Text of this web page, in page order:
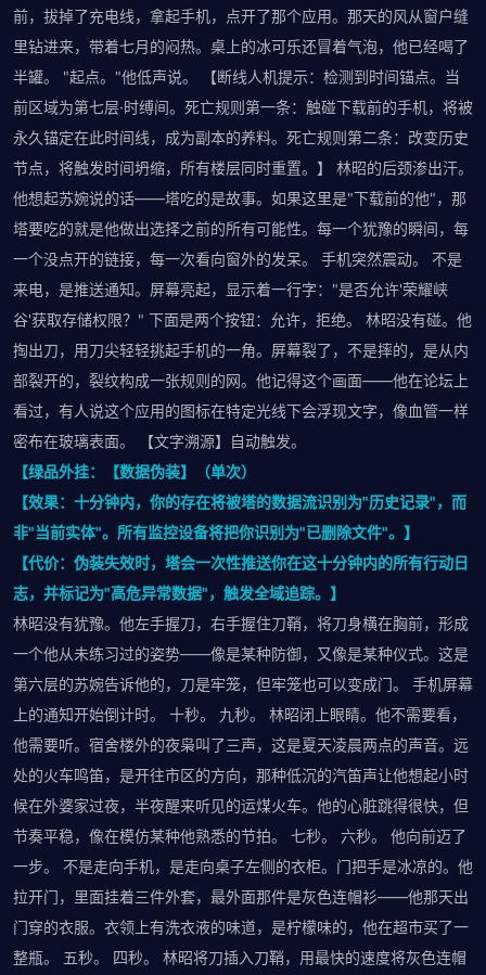
前，拔掉了充电线，拿起手机，点开了那个应用。那天的风从窗户缝
里钻进来，带着七月的闷热。桌上的冰可乐还冒着气泡，他已经喝了
半罐。 "起点。"他低声说。 【断线人机提示：检测到时间锚点。当
前区域为第七层·时缚间。死亡规则第一条：触碰下载前的手机，将被
永久锚定在此时间线，成为副本的养料。死亡规则第二条：改变历史
节点，将触发时间坍缩，所有楼层同时重置。】 林昭的后颈渗出汗。
他想起苏婉说的话——塔吃的是故事。如果这里是"下载前的他"，那
塔要吃的就是他做出选择之前的所有可能性。每一个犹豫的瞬间，每
一个没点开的链接，每一次看向窗外的发呆。 手机突然震动。 不是
来电，是推送通知。屏幕亮起，显示着一行字："是否允许'荣耀峡
谷'获取存储权限？" 下面是两个按钮：允许，拒绝。 林昭没有碰。他
掏出刀，用刀尖轻轻挑起手机的一角。屏幕裂了，不是摔的，是从内
部裂开的，裂纹构成一张规则的网。他记得这个画面——他在论坛上
看过，有人说这个应用的图标在特定光线下会浮现文字，像血管一样
密布在玻璃表面。 【文字溯源】自动触发。
【绿品外挂：【数据伪装】（单次）
【效果：十分钟内，你的存在将被塔的数据流识别为"历史记录"，而
非"当前实体"。所有监控设备将把你识别为"已删除文件"。】
【代价：伪装失效时，塔会一次性推送你在这十分钟内的所有行动日
志，并标记为"高危异常数据"，触发全域追踪。】
林昭没有犹豫。他左手握刀，右手握住刀鞘，将刀身横在胸前，形成
一个他从未练习过的姿势——像是某种防御，又像是某种仪式。这是
第六层的苏婉告诉他的，刀是牢笼，但牢笼也可以变成门。 手机屏幕
上的通知开始倒计时。 十秒。 九秒。 林昭闭上眼睛。他不需要看，
他需要听。宿舍楼外的夜枭叫了三声，这是夏天凌晨两点的声音。远
处的火车鸣笛，是开往市区的方向，那种低沉的汽笛声让他想起小时
候在外婆家过夜，半夜醒来听见的运煤火车。他的心脏跳得很快，但
节奏平稳，像在模仿某种他熟悉的节拍。 七秒。 六秒。 他向前迈了
一步。 不是走向手机，是走向桌子左侧的衣柜。门把手是冰凉的。他
拉开门，里面挂着三件外套，最外面那件是灰色连帽衫——他那天出
门穿的衣服。衣领上有洗衣液的味道，是柠檬味的，他在超市买了一
整瓶。 五秒。 四秒。 林昭将刀插入刀鞘，用最快的速度将灰色连帽